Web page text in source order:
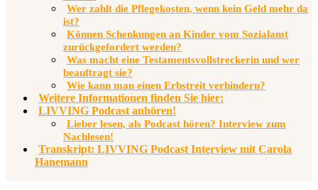
Wer zahlt die Pflegekosten, wenn kein Geld mehr da
ist?
Können Schenkungen an Kinder vom Sozialamt
zurückgefordert werden?
Was macht eine Testamentsvollstreckerin und wer
beauftragt sie?
Wie kann man einen Erbstreit verhindern?
Weitere Informationen finden Sie hier:
LIVVING Podcast anhören!
Lieber lesen, als Podcast hören? Interview zum
Nachlesen!
Transkript: LIVVING Podcast Interview mit Carola
Hanemann